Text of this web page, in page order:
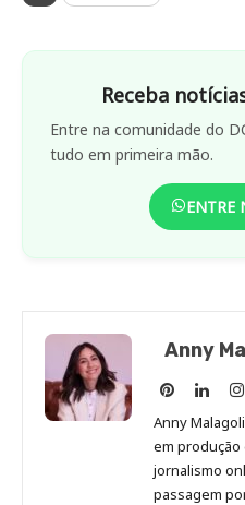
Receba
Entre na comunidade do
tudo em primeira mão.
ENTRE
Anny
Anny
no
Pinterest
Anny
no
Anny
em
jornalismo
passagem